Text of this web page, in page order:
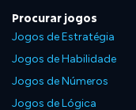
Procurar jogos
Jogos de Estratégia
Jogos de Habilidade
Jogos de Números
Jogos de Lógica